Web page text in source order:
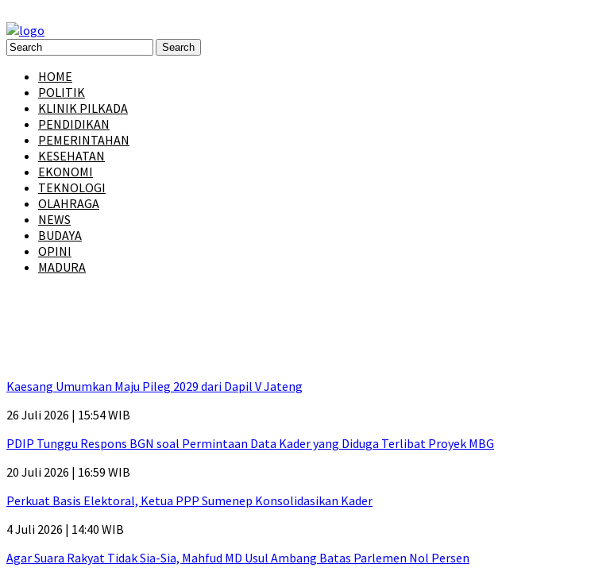
HOME
POLITIK
KLINIK PILKADA
PENDIDIKAN
PEMERINTAHAN
KESEHATAN
EKONOMI
TEKNOLOGI
OLAHRAGA
NEWS
BUDAYA
OPINI
MADURA
Kaesang Umumkan Maju Pileg 2029 dari Dapil V Jateng
26 Juli 2026 | 15:54 WIB
PDIP Tunggu Respons BGN soal Permintaan Data Kader yang Diduga Terlibat Proyek MBG
20 Juli 2026 | 16:59 WIB
Perkuat Basis Elektoral, Ketua PPP Sumenep Konsolidasikan Kader
4 Juli 2026 | 14:40 WIB
Agar Suara Rakyat Tidak Sia-Sia, Mahfud MD Usul Ambang Batas Parlemen Nol Persen